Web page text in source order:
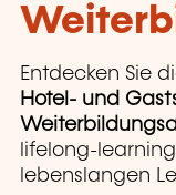
Entdecken Sie
Hotel- und
lifelong-
lebenslangen